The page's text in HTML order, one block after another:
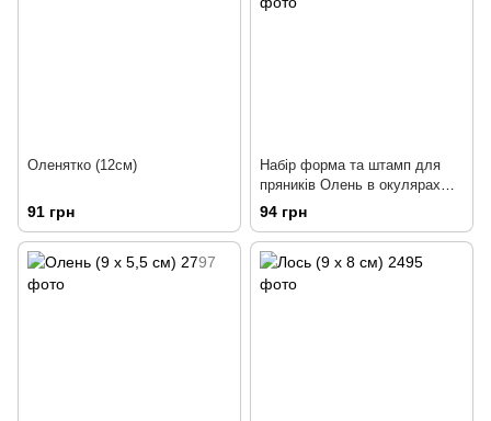
Оленятко (12см)
91 грн
Набір форма та штамп для
пряників Олень в окулярах
(10 х10см)
94 грн